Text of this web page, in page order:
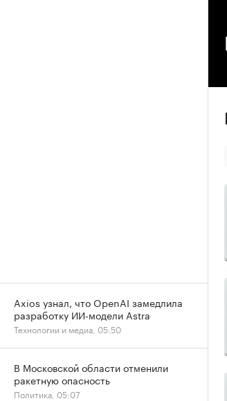
Axios узнал, что OpenAI замедлила
разработку ИИ-модели Astra
Технологии и медиа, 05:50
В Московской области отменили
ракетную опасность
Политика, 05:07